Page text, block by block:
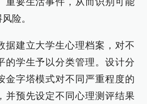
险。
据建立大学生心理档案，对不
的学生予以分类管理。设计分
金字塔模式对不同严重程度的
并预先设定不同心理测评结果